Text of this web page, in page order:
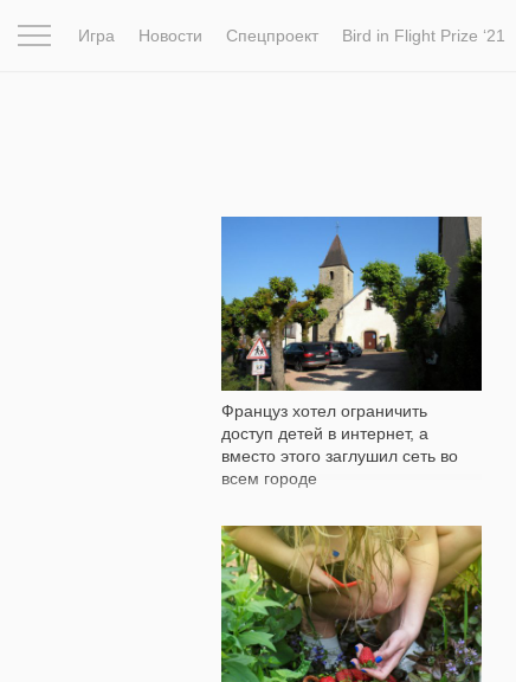
Игра Новости Спецпроект Bird in Flight Prize ‘21
Француз хотел ограничить
доступ детей в интернет, а
вместо этого заглушил сеть во
всем городе
7 320